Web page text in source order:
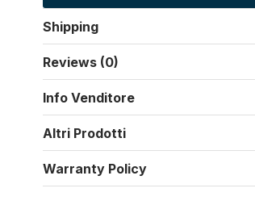
Shipping
Reviews (0)
Info Venditore
Altri Prodotti
Warranty Policy